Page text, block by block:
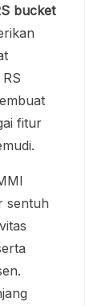
bucket
fitur
sentuh